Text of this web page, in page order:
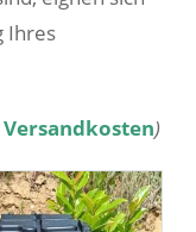
Ihres
Versandkosten)